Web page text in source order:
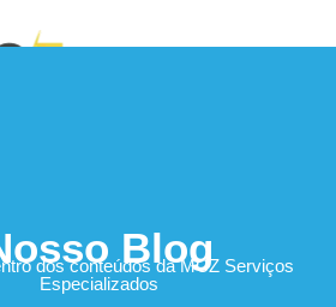
Blog
dos conteúdos da MCZ Serviços
Especializados